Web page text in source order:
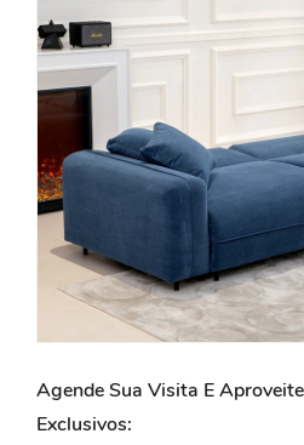
Agende Sua Visita E
Exclusivos: